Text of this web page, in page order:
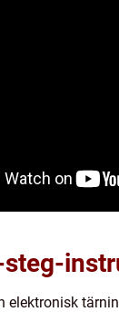
elektronisk